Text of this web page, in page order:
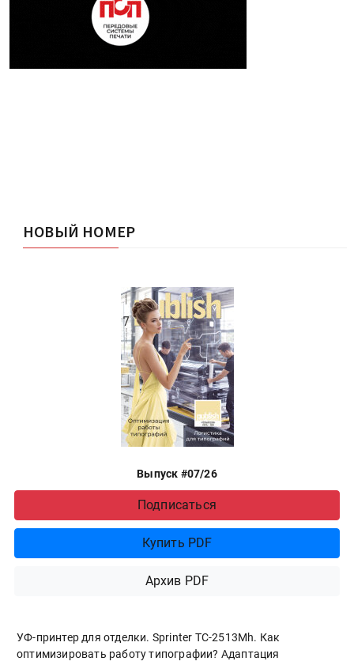
НОВЫЙ НОМЕР
Выпуск #07/26
Подписаться
Купить PDF
Архив PDF
УФ-принтер для отделки. Sprinter ТС-2513Mh. Как
оптимизировать работу типографии? Адаптация